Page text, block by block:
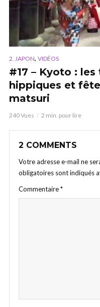
2. JAPON, VIDÉOS
#17 – Kyoto :
hippiques et
matsuri
240 Vues 2 min. pour lire
2 COMMENTS
Votre adresse e-mail ne
obligatoires sont indiqués
Commentaire*